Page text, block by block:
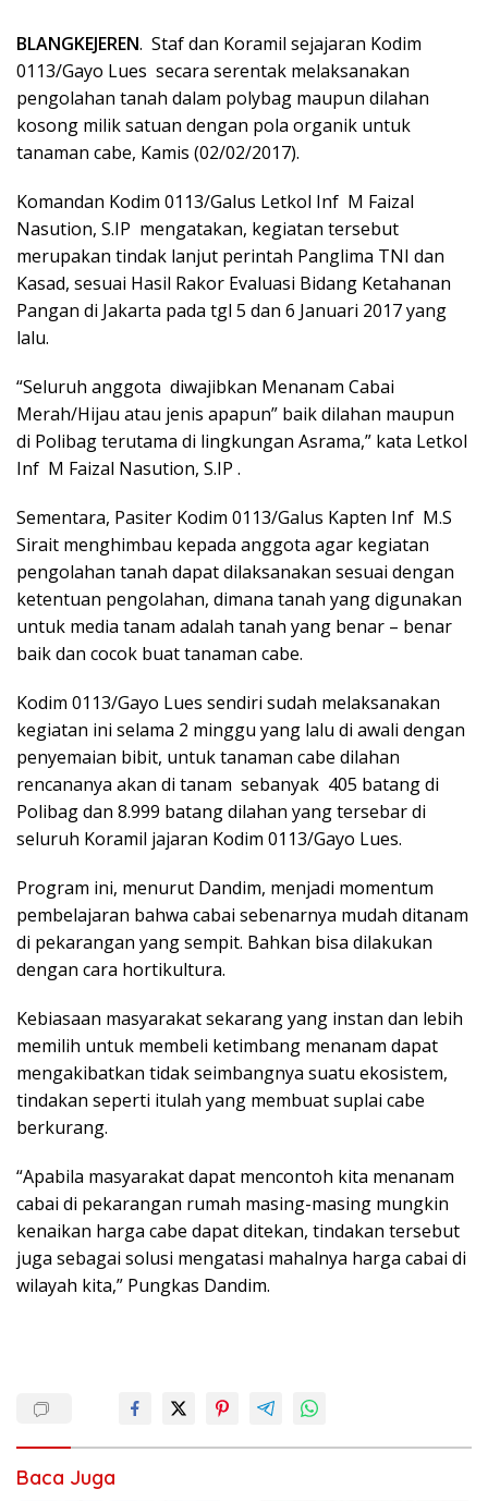
BLANGKEJEREN. Staf dan Koramil sejajaran Kodim
0113/Gayo Lues secara serentak melaksanakan
pengolahan tanah dalam polybag maupun dilahan
kosong milik satuan dengan pola organik untuk
tanaman cabe, Kamis (02/02/2017).
Komandan Kodim 0113/Galus Letkol Inf M Faizal
Nasution, S.IP mengatakan, kegiatan tersebut
merupakan tindak lanjut perintah Panglima TNI dan
Kasad, sesuai Hasil Rakor Evaluasi Bidang Ketahanan
Pangan di Jakarta pada tgl 5 dan 6 Januari 2017 yang
lalu.
“Seluruh anggota diwajibkan Menanam Cabai
Merah/Hijau atau jenis apapun” baik dilahan maupun
di Polibag terutama di lingkungan Asrama,” kata Letkol
Inf M Faizal Nasution, S.IP .
Sementara, Pasiter Kodim 0113/Galus Kapten Inf M.S
Sirait menghimbau kepada anggota agar kegiatan
pengolahan tanah dapat dilaksanakan sesuai dengan
ketentuan pengolahan, dimana tanah yang digunakan
untuk media tanam adalah tanah yang benar – benar
baik dan cocok buat tanaman cabe.
Kodim 0113/Gayo Lues sendiri sudah melaksanakan
kegiatan ini selama 2 minggu yang lalu di awali dengan
penyemaian bibit, untuk tanaman cabe dilahan
rencananya akan di tanam sebanyak 405 batang di
Polibag dan 8.999 batang dilahan yang tersebar di
seluruh Koramil jajaran Kodim 0113/Gayo Lues.
Program ini, menurut Dandim, menjadi momentum
pembelajaran bahwa cabai sebenarnya mudah ditanam
di pekarangan yang sempit. Bahkan bisa dilakukan
dengan cara hortikultura.
Kebiasaan masyarakat sekarang yang instan dan lebih
memilih untuk membeli ketimbang menanam dapat
mengakibatkan tidak seimbangnya suatu ekosistem,
tindakan seperti itulah yang membuat suplai cabe
berkurang.
“Apabila masyarakat dapat mencontoh kita menanam
cabai di pekarangan rumah masing-masing mungkin
kenaikan harga cabe dapat ditekan, tindakan tersebut
juga sebagai solusi mengatasi mahalnya harga cabai di
wilayah kita,” Pungkas Dandim.
Baca Juga